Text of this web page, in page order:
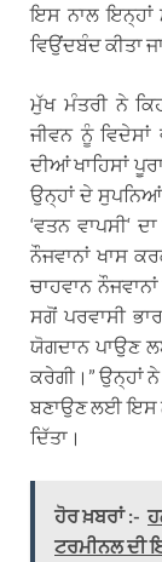
ਇਸ ਨਾਲ ਇਨ੍ਹਾਂ
ਵਿਉਂਦਬੰਦ ਕੀਤਾ
ਮੁੱਖ ਮੰਤਰੀ ਨੇ
ਜੀਵਨ ਨੂੰ
ਦੀਆਂ ਖਾਹਿਸਾਂ
ਉਨ੍ਹਾਂ ਦੇ
‘ਵਤਨ ਵਾਪਸੀ‘
ਨੌਜਵਾਨਾਂ ਖਾਸ
ਚਾਹਵਾਨ
ਸਗੋਂ ਪਰਵਾਸੀ
ਯੋਗਦਾਨ ਪਾਉਣ
ਕਰੇਗੀ।” ਉਨ੍ਹਾਂ
ਬਣਾਉਣ ਲਈ ਇਸ
ਦਿੱਤਾ।
ਹੋਰ ਖ਼ਬਰਾਂ :-
ਟਰਮੀਨਲ ਦੀ